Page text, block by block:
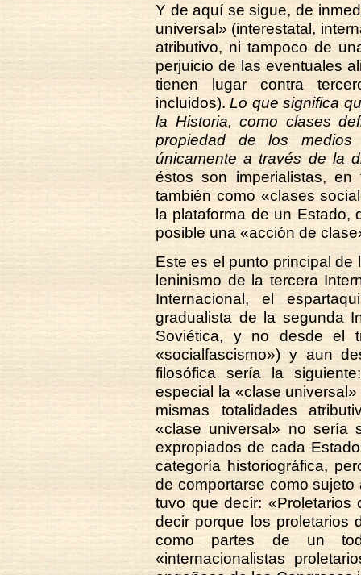
Y de aquí se sigue, de
universal» (interestatal,
atributivo, ni tampoco de
perjuicio de las eventuales
tienen lugar contra
incluidos).Lo que significa
la Historia, como clases
propiedad de los
únicamente a través de la
éstos son imperialistas,
también como «clases
la plataforma de un Estado,
posible una «acción de
Este es el punto principal de
leninismo de la tercera
Internacional, el
gradualista de la segunda
Soviética, y no desde el
«socialfascismo») y aun
filosófica sería la
especial la «clase
mismas totalidades
«clase universal» no sería
expropiados de cada
categoría historiográfica,
de comportarse como
tuvo que decir:
decir porque los proletarios
como partes de un
«internacionalistas